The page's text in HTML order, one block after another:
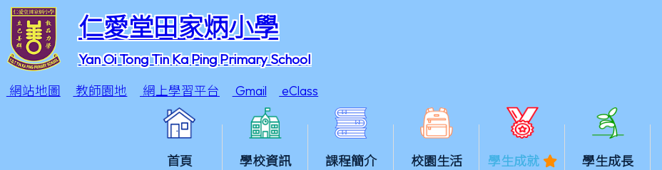
仁愛堂田家炳小學
Yan Oi Tong Tin Ka Ping Primary School
網站地圖 教師園地 網上學習平台 Gmail eClass
首頁 學校資訊 課程簡介 校園生活 學生成就 學生成長